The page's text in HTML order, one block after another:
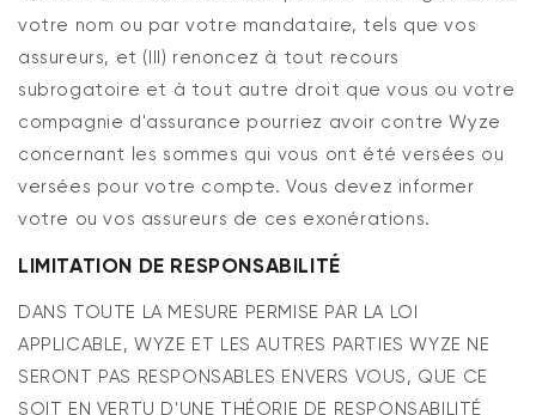
votre nom ou par votre mandataire, tels que vos
assureurs, et (III) renoncez à tout recours
subrogatoire et à tout autre droit que vous ou votre
compagnie d'assurance pourriez avoir contre Wyze
concernant les sommes qui vous ont été versées ou
versées pour votre compte. Vous devez informer
votre ou vos assureurs de ces exonérations.
LIMITATION DE RESPONSABILITÉ
DANS TOUTE LA MESURE PERMISE PAR LA LOI
APPLICABLE, WYZE ET LES AUTRES PARTIES WYZE NE
SERONT PAS RESPONSABLES ENVERS VOUS, QUE CE
SOIT EN VERTU D'UNE THÉORIE DE RESPONSABILITÉ